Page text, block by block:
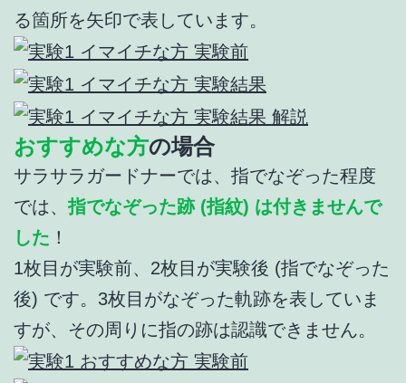
る箇所を矢印で表しています。
おすすめな方の場合
サラサラガードナーでは、指でなぞった程度
では、 指でなぞった跡 (指紋) は付きませんで
した ！
1枚目が実験前、2枚目が実験後 (指でなぞった
後) です。3枚目がなぞった軌跡を表していま
すが、その周りに指の跡は認識できません。